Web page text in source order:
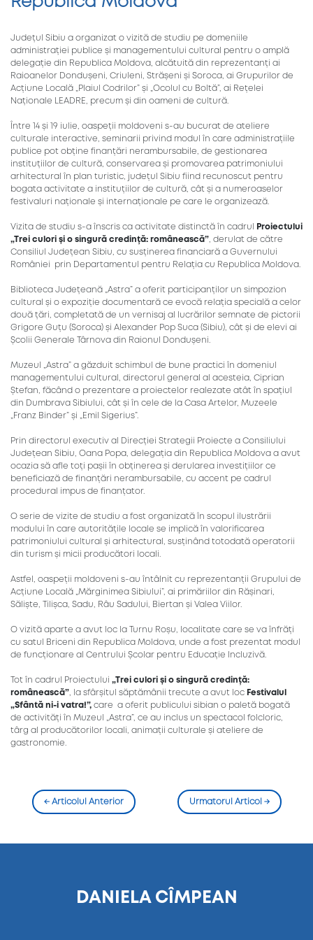
Județul Sibiu a organizat o vizită de studiu pe domeniile
administrației publice și managementului cultural pentru o amplă
delegație din Republica Moldova, alcătuită din reprezentanți ai
Raioanelor Dondușeni, Criuleni, Strășeni și Soroca, ai Grupurilor de
Acțiune Locală „Plaiul Codrilor” și „Ocolul cu Boltă”, ai Rețelei
Naționale LEADRE, precum și din oameni de cultură.
Între 14 și 19 iulie, oaspeții moldoveni s-au bucurat de ateliere
culturale interactive, seminarii privind modul în care administrațiile
publice pot obține finanțări nerambursabile, de gestionarea
instituțiilor de cultură, conservarea și promovarea patrimoniului
arhitectural în plan turistic, județul Sibiu fiind recunoscut pentru
bogata activitate a instituțiilor de cultură, cât și a numeroaselor
festivaluri naționale și internaționale pe care le organizează.
Vizita de studiu s-a înscris ca activitate distinctă în cadrul
Proiectului
„Trei culori și o singură credință: românească”, derulat de către
Consiliul Județean Sibiu, cu susținerea financiară a Guvernului
României prin Departamentul pentru Relația cu Republica Moldova.
Biblioteca Județeană „Astra” a oferit participanților un simpozion
cultural și o expoziție documentară ce evocă relația specială a celor
două țări, completată de un vernisaj al lucrărilor semnate de pictorii
Grigore Guțu (Soroca) și Alexander Pop Suca (Sibiu), cât și de elevi ai
Școlii Generale Târnova din Raionul Dondușeni.
Muzeul „Astra” a găzduit schimbul de bune practici în domeniul
managementului cultural, directorul general al acesteia, Ciprian
Ștefan, făcând o prezentare a proiectelor realezate atât în spațiul
din Dumbrava Sibiului, cât și în cele de la Casa Artelor, Muzeele
„Franz Binder” și „Emil Sigerius”.
Prin directorul executiv al Direcției Strategii Proiecte a Consiliului
Județean Sibiu, Oana Popa, delegația din Republica Moldova a avut
ocazia să afle toți pașii în obținerea și derularea investițiilor ce
beneficiază de finanțări nerambursabile, cu accent pe cadrul
procedural impus de finanțator.
O serie de vizite de studiu a fost organizată în scopul ilustrării
modului în care autoritățile locale se implică în valorificarea
patrimoniului cultural și arhitectural, susținând totodată operatorii
din turism și micii producători locali.
Astfel, oaspeții moldoveni s-au întâlnit cu reprezentanții Grupului de
Acțiune Locală „Mărginimea Sibiului”, ai primăriilor din Rășinari,
Săliște, Tilișca, Sadu, Râu Sadului, Biertan și Valea Viilor.
O vizită aparte a avut loc la Turnu Roșu, localitate care se va înfrăți
cu satul Briceni din Republica Moldova, unde a fost prezentat modul
de funcționare al Centrului Școlar pentru Educație Incluzivă.
Tot în cadrul Proiectului „Trei culori și o singură credință:
românească”, la sfârșitul săptămânii trecute a avut loc Festivalul
„Sfântă ni-i vatra!”, care a oferit publicului sibian o paletă bogată
de activități în Muzeul „Astra”, ce au inclus un spectacol folcloric,
târg al producătorilor locali, animații culturale și ateliere de
gastronomie.
←Articolul Anterior Urmatorul Articol →
DANIELA CÎMPEAN